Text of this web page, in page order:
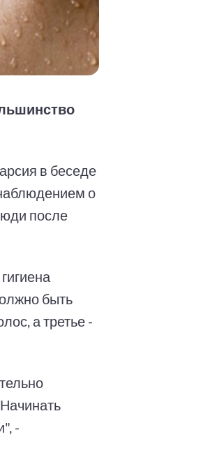
в беседе
о
после
быть
а третье -
-